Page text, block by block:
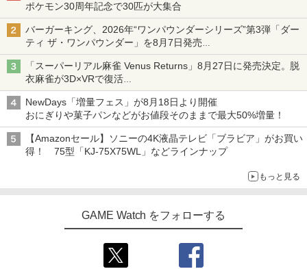
ポケモン30周年記念で30匹が大集合
バーガーキング、2026年“ワンパウンダーシリーズ”第3弾「ダー
ティ ザ・ワンパウンダー」を8月7日発売
「特製ガーリックマヨソース」を使用した超大型チーズバーガー
「スーパーリアル麻雀 Venus Returns」8月27日に発売決定。脱
衣麻雀が3D×VRで復活
発売から2週間は20%オフになるセールが実施
NewDays「増量フェス」が8月18日より開催
おにぎりや菓子パンなどがお値段そのままで最大50%増量！
【Amazonセール】ソニーの4K液晶テレビ「ブラビア」がお買い
得！ 75型「KJ-75X75WL」などラインナップ
もっと見る
GAME Watch をフォローする